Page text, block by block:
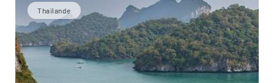
Thaïlande